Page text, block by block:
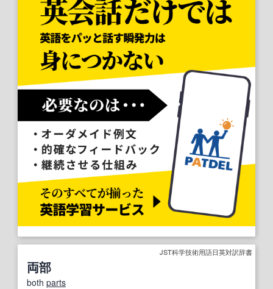
JST科学技術用語日英対訳辞書
両部
both parts